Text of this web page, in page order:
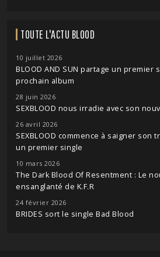
TOUTE L'ACTU BLOOD
10 juillet 2026
BLOOD AND SUN partage un
prochain album
28 juin 2026
SEXBLOOD nous irradie avec son
26 avril 2026
SEXBLOOD commence à saigner son
un premier single
10 mars 2026
The Dark Blood Of Resentment : Le
ensanglanté de K.F.R
24 février 2026
BRIDES sort le single Bad Blood